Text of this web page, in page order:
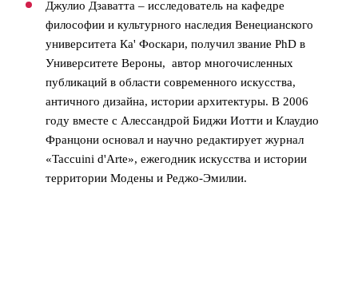
Джулио Дзаватта – исследователь на кафедре
философии и культурного наследия Венецианского
университета Ка' Фоскари, получил звание PhD в
Университете Вероны, ‎ автор многочисленных
публикаций в области современного искусства,
античного дизайна, истории архитектуры. В 2006
году вместе с Алессандрой Биджи Иотти и Клаудио
Францони основал и научно редактирует журнал
«Taccuini d'Arte», ежегодник искусства и истории
территории Модены и Реджо-Эмилии.